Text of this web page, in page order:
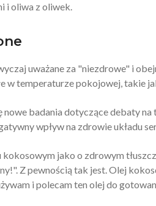
i oliwa z oliwek.
uważane za "niezdrowe" i
w temperaturze pokojowej, takie
nowe badania dotyczące debaty
wpływ na zdrowie układu
jako o zdrowym
Z pewnością tak jest. Olej
i polecam ten olej do